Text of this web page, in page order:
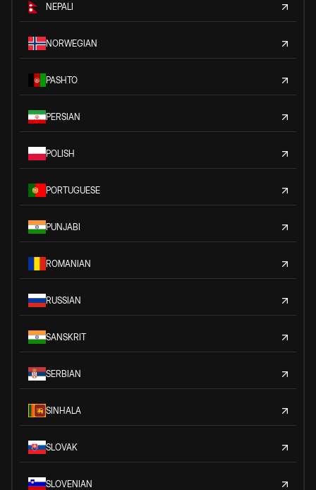
NEPALI
NORWEGIAN
PASHTO
PERSIAN
POLISH
PORTUGUESE
PUNJABI
ROMANIAN
RUSSIAN
SANSKRIT
SERBIAN
SINHALA
SLOVAK
SLOVENIAN